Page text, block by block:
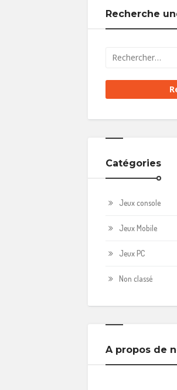
Recherche
Catégories
Jeux console
Jeux Mobile
Jeux PC
Non classé
A propos de